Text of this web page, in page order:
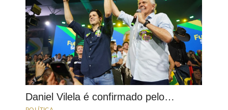
Daniel Vilela é confirmado pelo…